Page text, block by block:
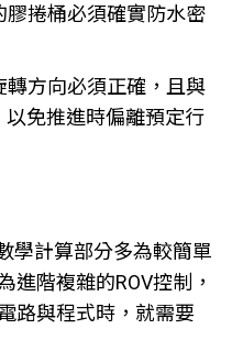
膠捲桶必須確實防水密
轉方向必須正確，且與
免推進時偏離預定行
學計算部分多為較簡單
進階複雜的ROV控制，
路與程式時，就需要